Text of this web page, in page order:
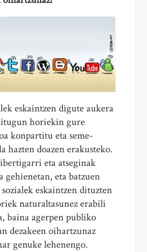
eskaintzen digute aukera
horiekin gure
konpartitu eta seme-
hazten doazen erakusteko.
eta atseginak
gehienetan, eta batzuen
sozialek eskaintzen dituzten
naturaltasunez erabili
baina agerpen publiko
dezakeen oihartzunaz
genuke lehenengo.